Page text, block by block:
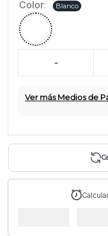
Color: Blanco
-
Ver más Medios de